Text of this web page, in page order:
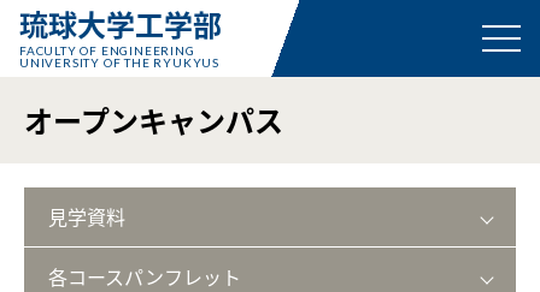
琉球大学工学部
FACULTY OF ENGINEERING
UNIVERSITY OF THE RYUKYUS
オープンキャンパス
見学資料
各コースパンフレット